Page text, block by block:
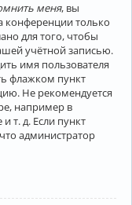
меня, вы
конференции только
для того, чтобы
учётной записью.
имя пользователя
флажком пункт
Не рекомендуется
например в
т. д. Если пункт
администратор